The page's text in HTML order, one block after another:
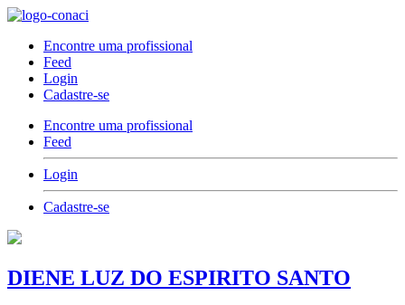
Encontre uma profissional
Feed
Login
Cadastre-se
Encontre uma profissional
Feed
Login
Cadastre-se
DIENE LUZ DO ESPIRITO SANTO